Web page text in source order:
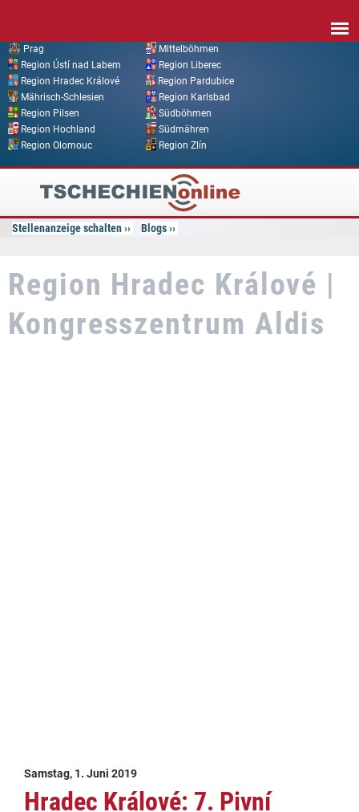
Prag
Mittelböhmen
Region Ústí nad Labem
Region Liberec
Region Hradec Králové
Region Pardubice
Mährisch-Schlesien
Region Karlsbad
Region Pilsen
Südböhmen
Region Hochland
Südmähren
Region Olomouc
Region Zlín
Tschechien
Online
Stellenanzeige schalten Blogs
Region Hradec Králové |
Kongresszentrum Aldis
Samstag, 1. Juni 2019
Hradec Králové: 7. Pivní